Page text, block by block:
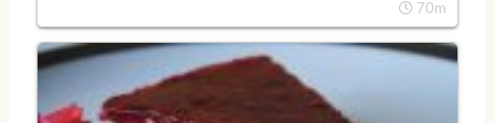
70m